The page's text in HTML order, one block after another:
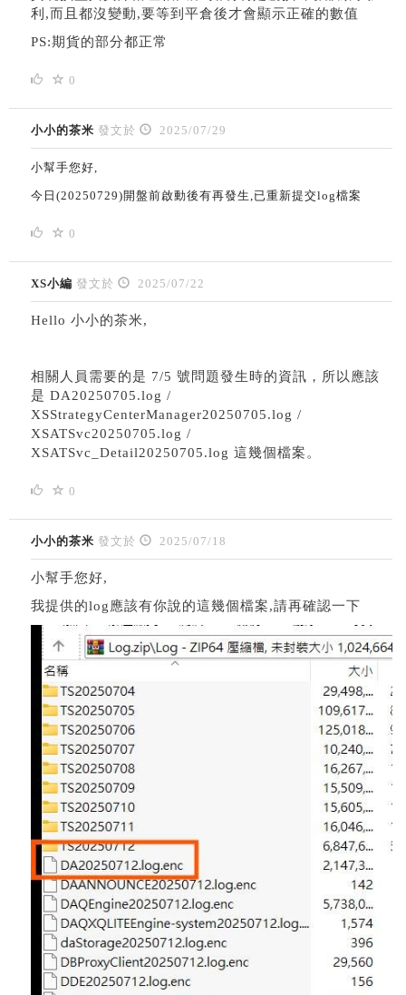
利,而且都沒變動,要等到平倉後才會顯示正確的數值
PS:期貨的部分都正常
0
小小的茶米 發文於 2025/07/29
小幫手您好,
今日(20250729)開盤前啟動後有再發生,已重新提交log檔案
0
XS小編 發文於 2025/07/22
Hello 小小的茶米,
相關人員需要的是 7/5 號問題發生時的資訊，所以應該
是 DA20250705.log /
XSStrategyCenterManager20250705.log /
XSATSvc20250705.log /
XSATSvc_Detail20250705.log 這幾個檔案。
0
小小的茶米 發文於 2025/07/18
小幫手您好,
我提供的log應該有你說的這幾個檔案,請再確認一下